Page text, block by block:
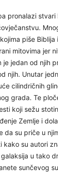
pronalazi stvari
piše
mitovima jer
jedan od njih
njih. Unutar
cilindričnih
grada. Te
koji sežu
Zemlje i
da su priče u
kako su autori
u tako
sunčevog